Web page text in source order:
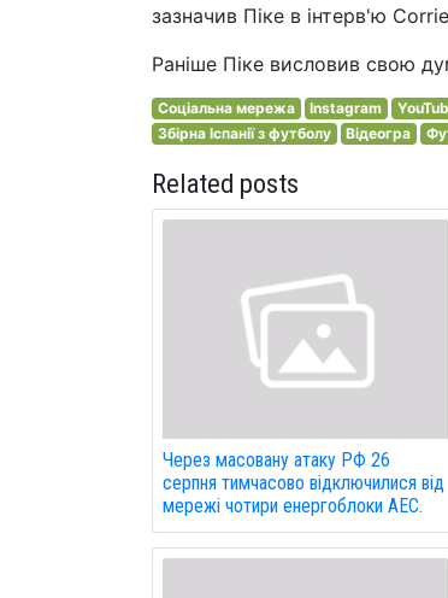
зазначив Піке в інтерв'ю
Раніше Піке висловив свою
Соціальна мережа Instagram
Збірна Іспанії з футболу
Відеогра
Related posts
Через масовану атаку РФ 26
серпня тимчасово відключилися від
мережі чотири енергоблоки АЕС.